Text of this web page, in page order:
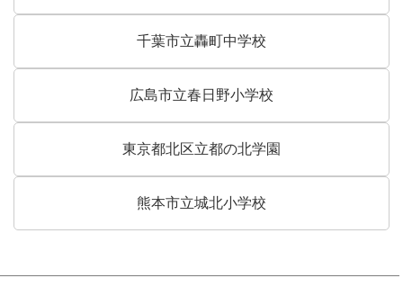
千葉市立轟町中学校
広島市立春日野小学校
東京都北区立都の北学園
熊本市立城北小学校